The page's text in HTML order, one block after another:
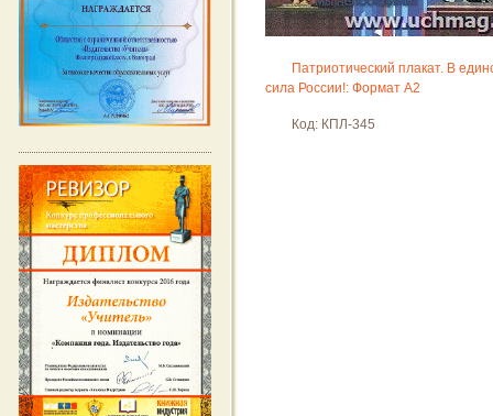
Патриотический плакат. В
сила России!: Формат А2
Код: КПЛ-345